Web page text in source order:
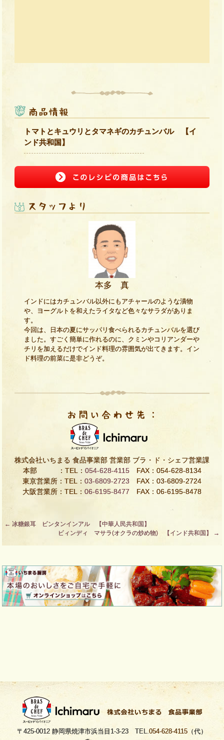
トマトとキュウリとタマネギのカチュンバル 【イ
ンド共和国】
本多 真
インドにはカチュンバル以外にもアチャールのような漬物
や、ヨーグルトを和えたライタなど色々なサラダがありま
す。
今回は、日本の夏にサッパリ食べられるカチュンバルを選び
ました。すごく簡単に作れるのに、クミンやコリアンダーや
チリを加えるだけでインド料理の雰囲気が出てきます。イン
ド料理の前菜に是非どうぞ。
株式会社いちまる 食品事業部 営業部 ブラ・ド・シェフ営業課
本部 ：TEL： 054-628-4115FAX：054-628-8134
東京営業所：TEL： 03-6809-2723 FAX：03-6809-2724
大阪営業所：TEL： 06-6195-8477 FAX：06-6195-8478
Post
← 冰糖銀耳 ビンタンインアル 【中華人民共和国】
ビィンディ マサラ(オクラの炒め物) 【インド共和国】
→
〒425-0012 静岡県焼津市浜当目1-3-23 TEL. 054-628-4115 （代）